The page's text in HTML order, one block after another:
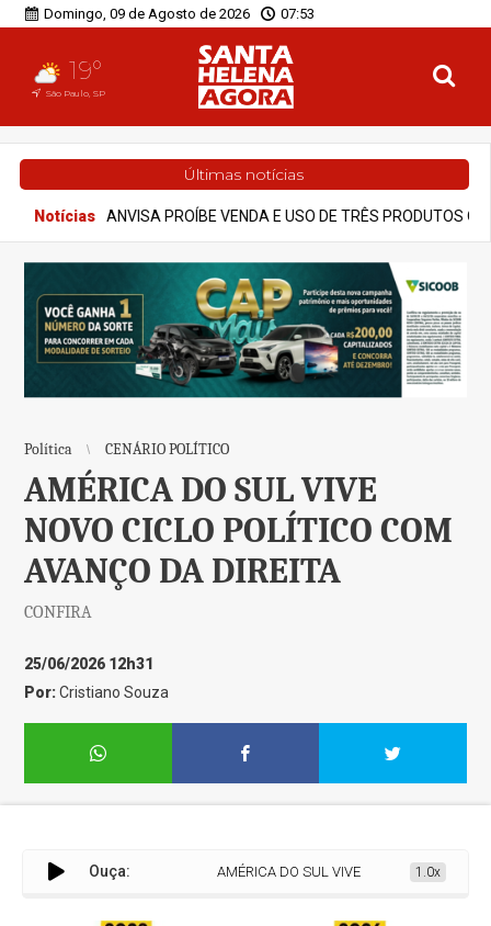
Domingo, 09 de Agosto de 2026 07:53
19°
São Paulo, SP
Últimas notícias
E USO DE TRÊS PRODUTOS QUE PROMETIAM EMAGRECIMENTO
Política CENÁRIO POLÍTICO
AMÉRICA DO SUL VIVE
NOVO CICLO POLÍTICO COM
AVANÇO DA DIREITA
CONFIRA
25/06/2026 12h31
Por:Cristiano Souza
Ouça: AMÉRICA DO SUL VIVE NOVO CICLO POLÍTICO
1.0x